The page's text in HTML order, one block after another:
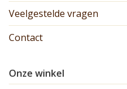
Veelgestelde vragen
Contact
Onze winkel